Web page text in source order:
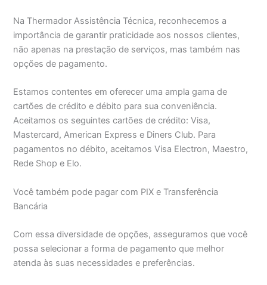
Na Thermador Assistência Técnica, reconhecemos a
importância de garantir praticidade aos nossos clientes,
não apenas na prestação de serviços, mas também nas
opções de pagamento.
Estamos contentes em oferecer uma ampla gama de
cartões de crédito e débito para sua conveniência.
Aceitamos os seguintes cartões de crédito: Visa,
Mastercard, American Express e Diners Club. Para
pagamentos no débito, aceitamos Visa Electron, Maestro,
Rede Shop e Elo.
Você também pode pagar com PIX e Transferência
Bancária
Com essa diversidade de opções, asseguramos que você
possa selecionar a forma de pagamento que melhor
atenda às suas necessidades e preferências.